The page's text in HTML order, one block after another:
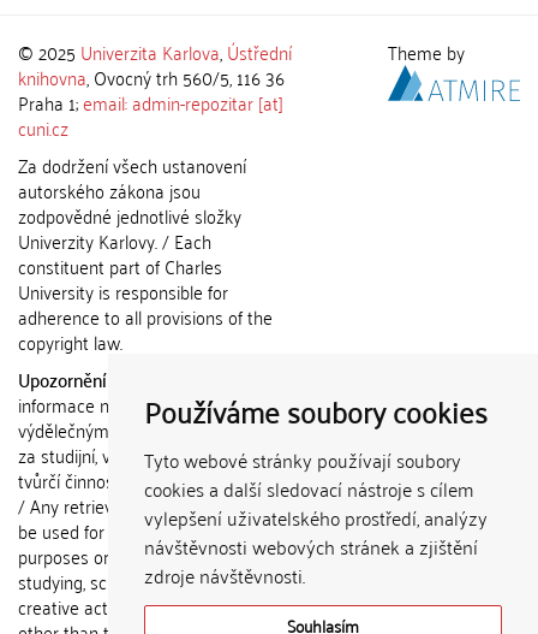
Používáme soubory cookies
Tyto webové stránky používají soubory
cookies a další sledovací nástroje s cílem
vylepšení uživatelského prostředí, analýzy
návštěvnosti webových stránek a zjištění
zdroje návštěvnosti.
Souhlasím
© 2025 Univerzita Karlova,Ústřední
knihovna, Ovocný trh 560/5, 116 36
Praha 1;email: admin-repozitar [at]
cuni.cz
Za dodržení všech ustanovení
autorského zákona jsou
zodpovědné jednotlivé složky
Univerzity Karlovy. / Each
constituent part of Charles
University is responsible for
adherence to all provisions of the
copyright law.
Upozornění / Notice:
informace nemohou být použity k
výdělečným účelům nebo vydávány
za studijní, vědeckou nebo jinou
tvůrčí činnost jiné osoby než autora.
/ Any retrieved information shall not
be used for any commercial
purposes or claimed as results of
studying, scientific or any other
creative activities of any person
Theme by